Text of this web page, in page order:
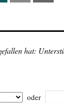
hat:
oder